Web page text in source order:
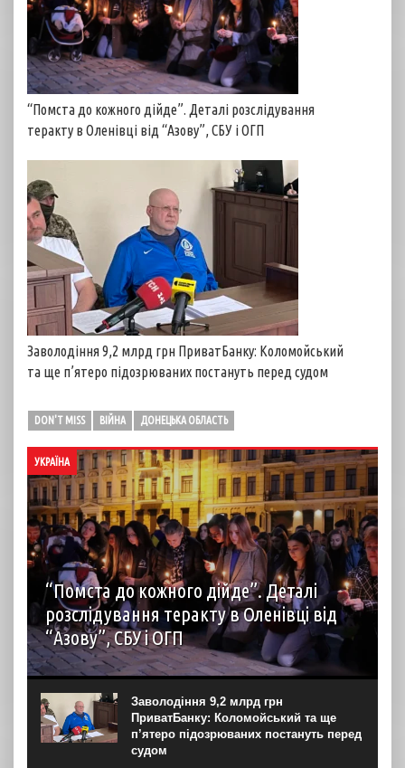
“Помста до кожного дійде”. Деталі розслідування
теракту в Оленівці від “Азову”, СБУ і ОГП
Заволодіння 9,2 млрд грн ПриватБанку: Коломойський
та ще п’ятеро підозрюваних постануть перед судом
DON'T MISS ВІЙНА ДОНЕЦЬКА ОБЛАСТЬ
УКРАЇНА
“Помста до кожного дійде”. Деталі
розслідування теракту в Оленівці від
“Азову”, СБУ і ОГП
автор: Наталія Терамае 28 липня рідні вцілілих
“азовців” в Оленівці виступили із шокуючою заявою.
Мовляв, списки полонених у “бараці 200”, де стався
вибух, укладав полонений представник корпусу. Заява...
Заволодіння 9,2 млрд грн
ПриватБанку: Коломойський та ще
п’ятеро підозрюваних постануть перед
судом